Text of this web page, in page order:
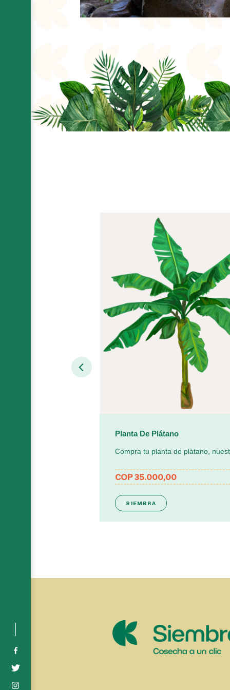
Social media
Planta De Plátano
Compra tu planta de plátano,
COP 35.000,00
SIEMBRA